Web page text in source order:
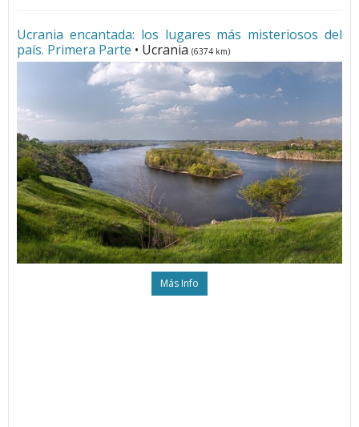
Ucrania encantada: los lugares más misteriosos del
país. Primera Parte • Ucrania (6374 km)
Más Info